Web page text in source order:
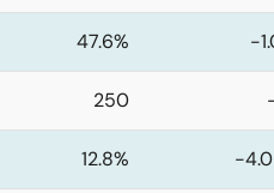
47.6% -
250
12.8% -